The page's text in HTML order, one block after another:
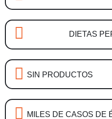
DIETAS
SIN PRODUCTOS
MILES DE CASOS DE